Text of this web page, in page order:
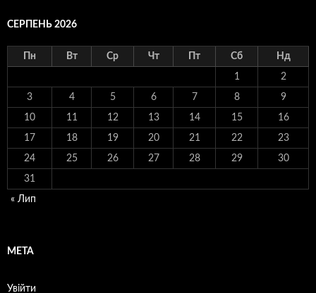
СЕРПЕНЬ 2026
Пн Вт Ср Чт Пт Сб Нд
1 2
3 4 5 6 7 8 9
10 11 12 13 14 15 16
17 18 19 20 21 22 23
24 25 26 27 28 29 30
31
« Лип
МЕТА
Увійти